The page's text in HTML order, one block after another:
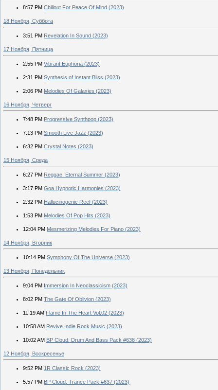
8:57 PM Chillout For Peace Of Mind (2023)
18 Ноября, Суббота
3:51 PM Revelation In Sound (2023)
17 Ноября, Пятница
2:55 PM Vibrant Euphoria (2023)
2:31 PM Synthesis of Instant Bliss (2023)
2:06 PM Melodies Of Galaxies (2023)
16 Ноября, Четверг
7:48 PM Progressive Synthpop (2023)
7:13 PM Smooth Live Jazz (2023)
6:32 PM Crystal Notes (2023)
15 Ноября, Среда
6:27 PM Reggae: Eternal Summer (2023)
3:17 PM Goa Hypnotic Harmonies (2023)
2:32 PM Hallucinogenic Reef (2023)
1:53 PM Melodies Of Pop Hits (2023)
12:04 PM Mesmerizing Melodies For Piano (2023)
14 Ноября, Вторник
10:14 PM Symphony Of The Universe (2023)
13 Ноября, Понедельник
9:04 PM Immersion In Neoclassicism (2023)
8:02 PM The Gate Of Oblivion (2023)
11:19 AM Flame In The Heart Vol.02 (2023)
10:58 AM Revive Indie Rock Music (2023)
10:02 AM BP Cloud: Drum And Bass Pack #638 (2023)
12 Ноября, Воскресенье
9:52 PM 1R Classic Rock (2023)
5:57 PM BP Cloud: Trance Pack #637 (2023)